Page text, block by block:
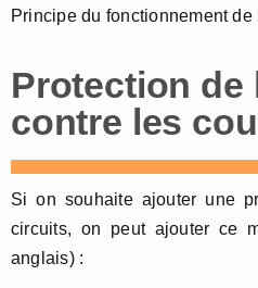
Principe du fonctionnement de
Protection de
contre les
Si on souhaite ajouter une
circuits, on peut ajouter ce
anglais) :